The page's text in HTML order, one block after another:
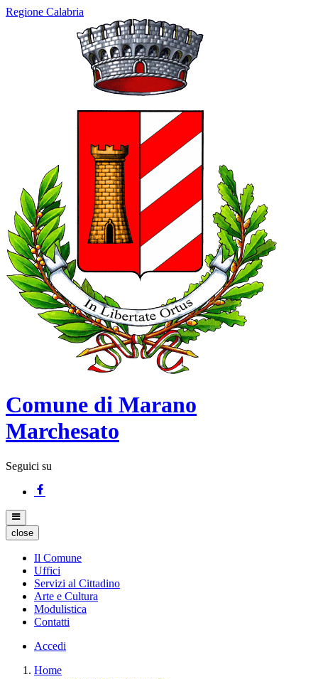
Regione Calabria
Comune di Marano
Marchesato
Seguici su
close
Il Comune
Uffici
Servizi al Cittadino
Arte e Cultura
Modulistica
Contatti
Accedi
Home